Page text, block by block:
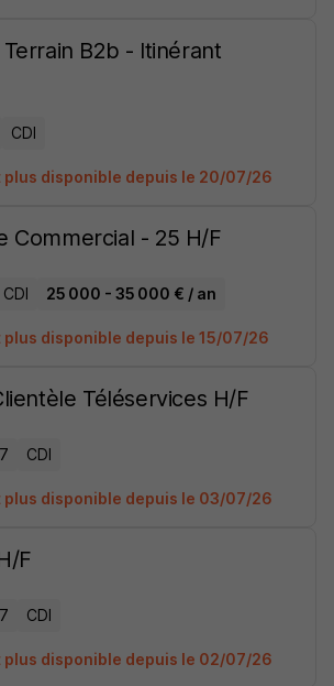
B2b - Itinérant
CDI
plus disponible depuis le 20/07/26
Commercial - 25 H/F
CDI 25 000 - 35 000 € / an
plus disponible depuis le 15/07/26
Téléservices H/F
CDI
plus disponible depuis le 03/07/26
F
CDI
plus disponible depuis le 02/07/26